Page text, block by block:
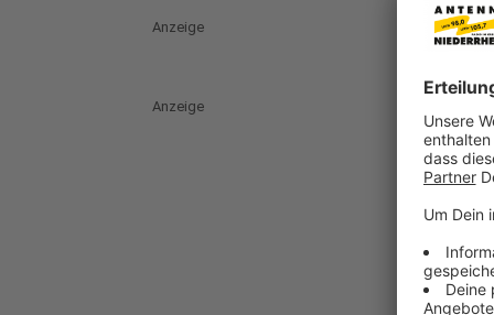
Anzeige
Anzeige